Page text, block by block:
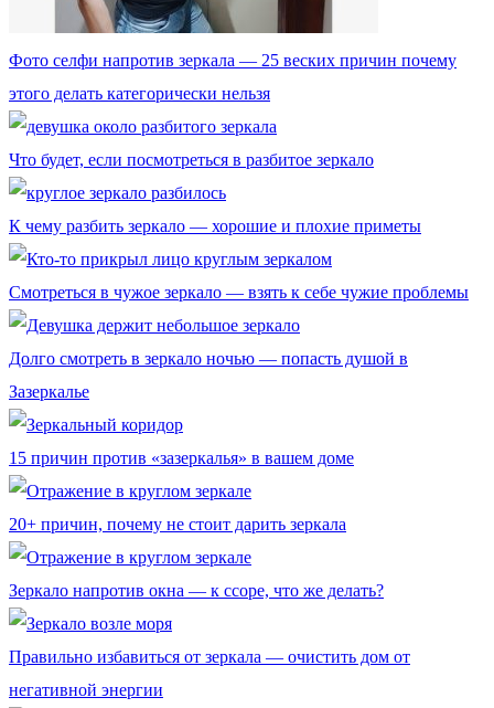
Фото селфи напротив зеркала — 25 веских причин почему
этого делать категорически нельзя
Что будет, если посмотреться в разбитое зеркало
К чему разбить зеркало — хорошие и плохие приметы
Смотреться в чужое зеркало — взять к себе чужие проблемы
Долго смотреть в зеркало ночью — попасть душой в
Зазеркалье
15 причин против «зазеркалья» в вашем доме
20+ причин, почему не стоит дарить зеркала
Зеркало напротив окна — к ссоре, что же делать?
Правильно избавиться от зеркала — очистить дом от
негативной энергии